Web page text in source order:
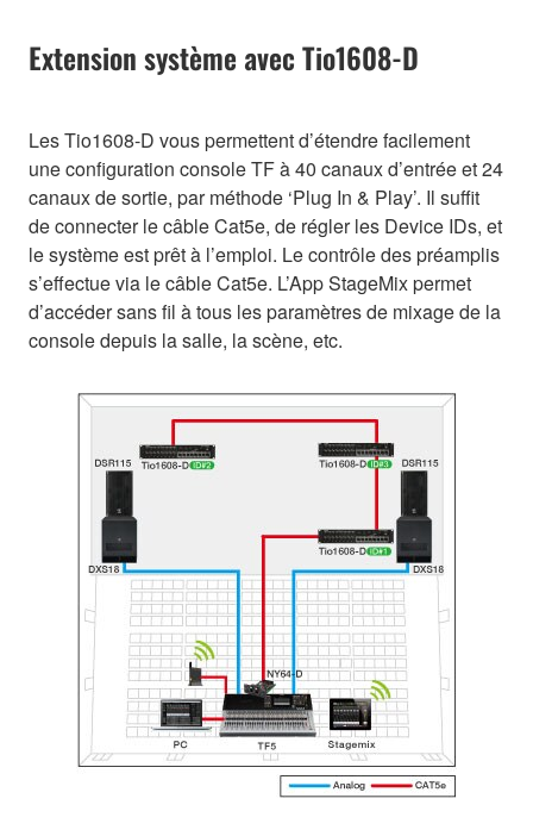
Extension système avec Tio1608-D
Les Tio1608-D vous permettent d’étendre facilement
une configuration console TF à 40 canaux d’entrée et 24
canaux de sortie, par méthode ‘Plug In & Play’. Il suffit
de connecter le câble Cat5e, de régler les Device IDs, et
le système est prêt à l’emploi. Le contrôle des préamplis
s’effectue via le câble Cat5e. L’App StageMix permet
d’accéder sans fil à tous les paramètres de mixage de la
console depuis la salle, la scène, etc.